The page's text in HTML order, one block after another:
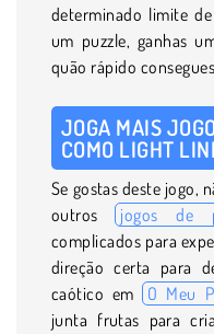
determinado limite
um puzzle, ganhas
quão rápido
JOGA MAIS
COMO LIGHT
Se gostas deste jogo,
outros jogos de
complicados para
direção certa para
caótico em O Meu
junta frutas para